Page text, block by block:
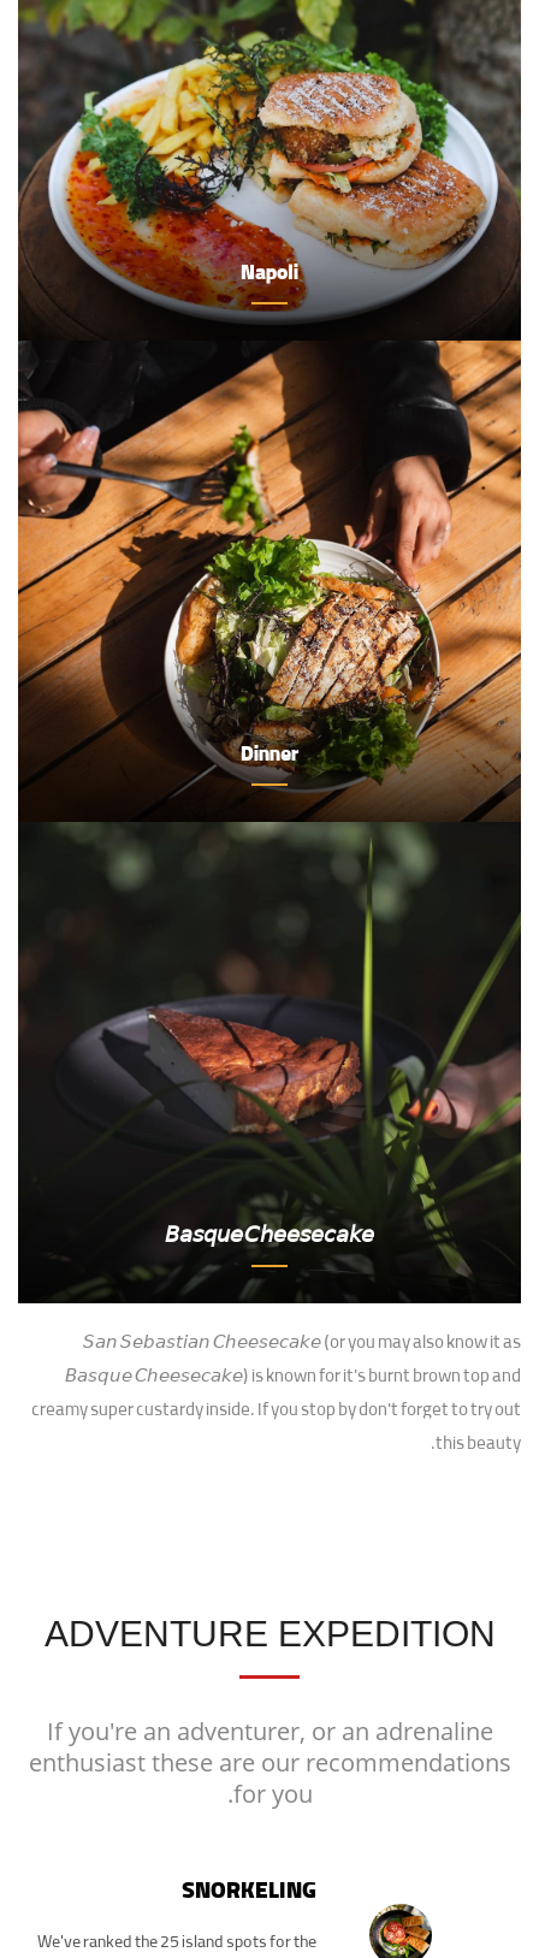
Napoli
Dinner
𝘉𝘢𝘴𝘲𝘶𝘦 𝘊𝘩𝘦𝘦𝘴𝘦𝘤𝘢𝘬𝘦
𝘚𝘢𝘯 𝘚𝘦𝘣𝘢𝘴𝘵𝘪𝘢𝘯 𝘊𝘩𝘦𝘦𝘴𝘦𝘤𝘢𝘬𝘦 (or you may also know it as
𝘉𝘢𝘴𝘲𝘶𝘦 𝘊𝘩𝘦𝘦𝘴𝘦𝘤𝘢𝘬𝘦) is known for it's burnt brown top and
creamy super custardy inside. If you stop by don't forget to try out
this beauty.
ADVENTURE EXPEDITION
If you're an adventurer, or an adrenaline
enthusiast these are our recommendations
for you.
SNORKELING
We've ranked the 25 island spots for the